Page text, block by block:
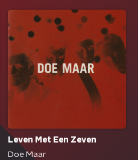
Leven Met Een Zeven
Doe Maar